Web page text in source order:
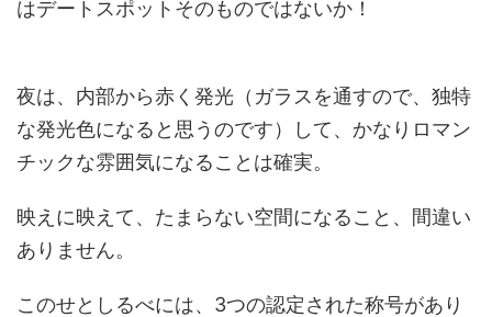
はデートスポットそのものではないか！
夜は、内部から赤く発光（ガラスを通すので、独特
な発光色になると思うのです）して、かなりロマン
チックな雰囲気になることは確実。
映えに映えて、たまらない空間になること、間違い
ありません。
このせとしるべには、3つの認定された称号があり